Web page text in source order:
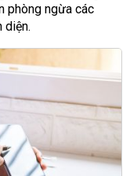
phòng ngừa các
diện.